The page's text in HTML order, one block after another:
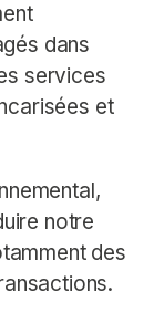
dans
services
et
notre
des